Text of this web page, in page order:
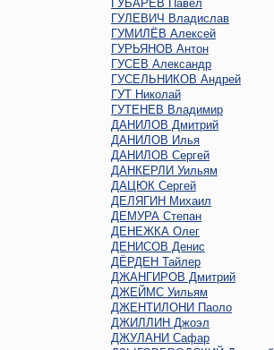
ГУБАРЕВ Павел
ГУЛЕВИЧ Владислав
ГУМИЛЁВ Алексей
ГУРЬЯНОВ Антон
ГУСЕВ Александр
ГУСЕЛЬНИКОВ Андрей
ГУТ Николай
ГУТЕНЕВ Владимир
ДАНИЛОВ Дмитрий
ДАНИЛОВ Илья
ДАНИЛОВ Сергей
ДАНКЕРЛИ Уильям
ДАЦЮК Сергей
ДЕЛЯГИН Михаил
ДЕМУРА Степан
ДЕНЕЖКА Олег
ДЕНИСОВ Денис
ДЁРДЕН Тайлер
ДЖАНГИРОВ Дмитрий
ДЖЕЙМС Уильям
ДЖЕНТИЛОНИ Паоло
ДЖИЛЛИН Джоэл
ДЖУЛАНИ Сафар